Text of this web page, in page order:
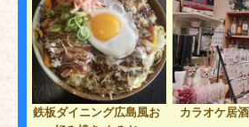
鉄板ダイニング広島風お
カラオケ居